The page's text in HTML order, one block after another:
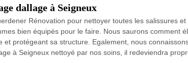
dallage à Seigneux
Rénovation pour nettoyer toutes les salissures
bien équipés pour le faire. Nous saurons comment
et protégeant sa structure. Egalement, nous
à Seigneux nettoyé par nos soins, il redeviendra